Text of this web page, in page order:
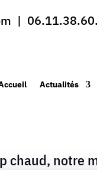
|
Actualités
chaud, notre